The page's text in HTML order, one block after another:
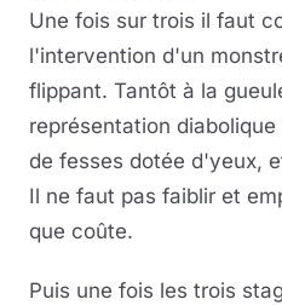
Une fois sur trois il faut
l'intervention d'un
flippant. Tantôt à la
représentation
de fesses dotée d'yeux,
Il ne faut pas faiblir et
que coûte.
Puis une fois les trois